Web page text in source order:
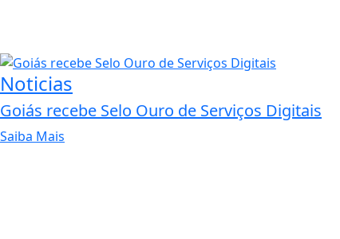
Noticias
Goiás recebe Selo Ouro de Serviços Digitais
Saiba Mais